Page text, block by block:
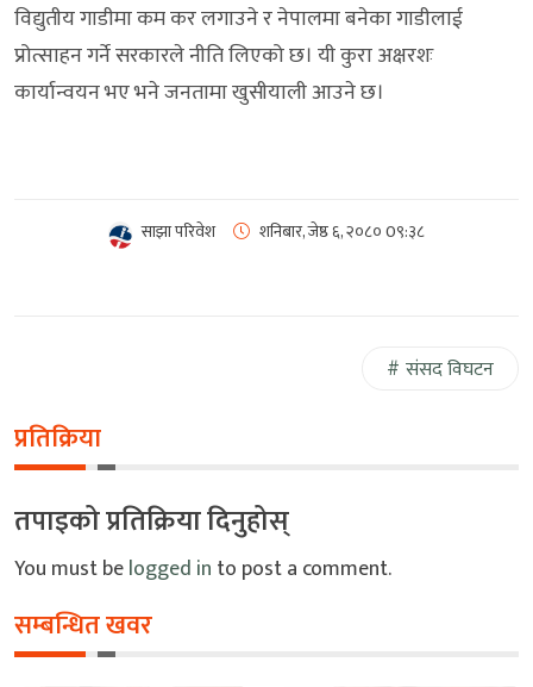
विद्युतीय गाडीमा कम कर लगाउने र नेपालमा बनेका गाडीलाई
प्रोत्साहन गर्ने सरकारले नीति लिएको छ। यी कुरा अक्षरशः
कार्यान्वयन भए भने जनतामा खुसीयाली आउने छ।
साझा परिवेश शनिबार, जेष्ठ ६, २०८०0९:३८
संसद विघटन
प्रतिक्रिया
तपाइको प्रतिक्रिया दिनुहोस्
You must belogged in to post a comment.
सम्बन्धित खवर